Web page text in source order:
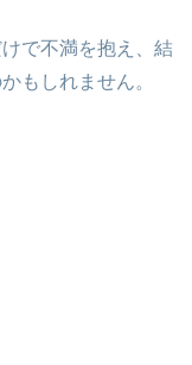
で不満を抱え、結
もしれません。